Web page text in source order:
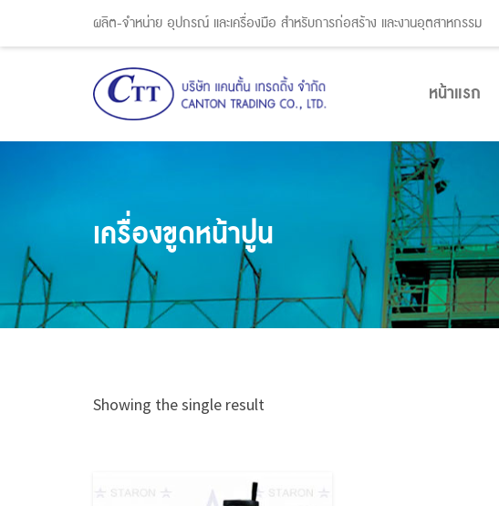
ผลิต-จำหน่าย อุปกรณ์ และเครื่องมือ สำหรับการก่อสร้าง และงานอุตสาหกรรม
หน้าแรก
เครื่องขูดหน้าปูน
Showing the single result